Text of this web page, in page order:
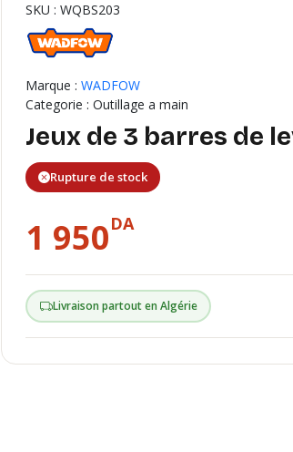
SKU : WQBS203
Marque : WADFOW
Categorie : Outillage a main
Jeux de 3 barres de
Rupture de stock
1 950DA
Livraison partout en Algérie